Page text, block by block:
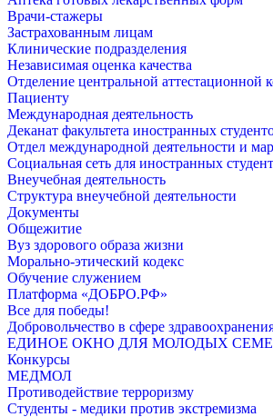
Врачи-стажеры
Застрахованным лицам
Клинические подразделения
Независимая оценка качества
Отделение центральной
Пациенту
Международная деятельность
Деканат факультета иностранных
Отдел международной деятельности и
Социальная сеть для иностранных
Внеучебная деятельность
Структура внеучебной деятельности
Документы
Общежитие
Вуз здорового образа жизни
Морально-этический кодекс
Обучение служением
Платформа «ДОБРО.РФ»
Все для победы!
Добровольчество в сфере
ЕДИНОЕ ОКНО ДЛЯ МОЛОДЫХ
Конкурсы
МЕДМОЛ
Противодействие терроризму
Студенты - медики против экстремизма